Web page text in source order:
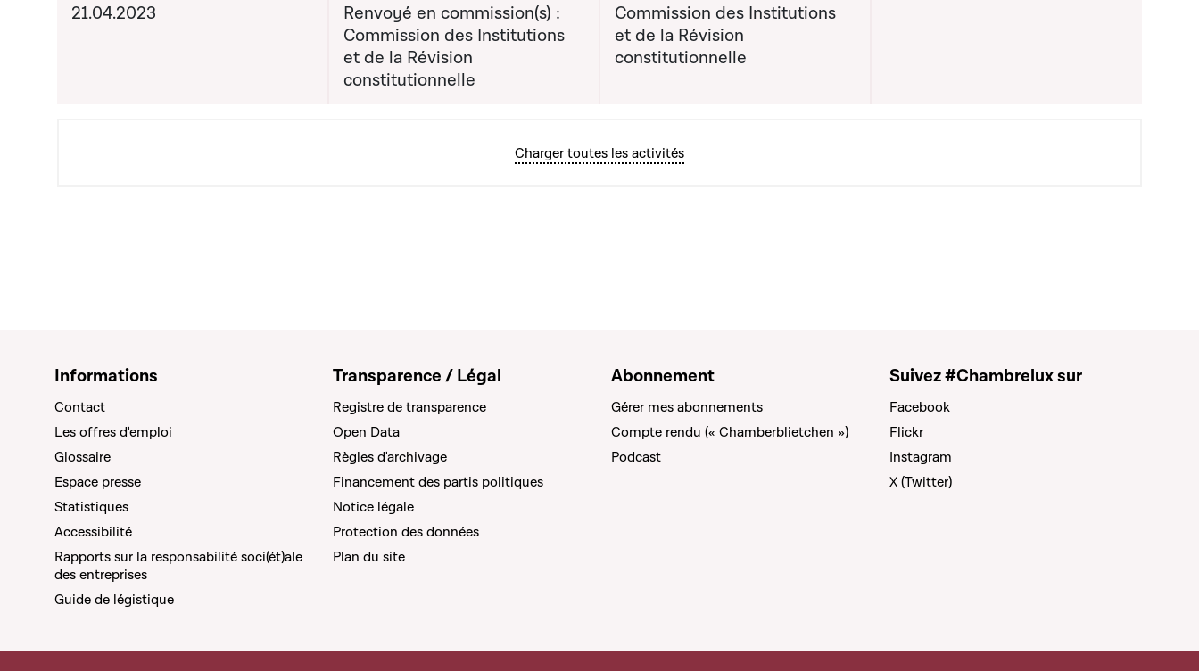
21.04.2023
Renvoyé en commission(s) :
Commission des Institutions
et de la Révision
constitutionnelle
Commission des Institutions
et de la Révision
constitutionnelle
Charger toutes les activités
Informations
Contact
Les offres d'emploi
Glossaire
Espace presse
Statistiques
Accessibilité
Rapports sur la responsabilité soci(ét)ale
des entreprises
Guide de légistique
Transparence / Légal
Registre de transparence
Open Data
Règles d'archivage
Financement des partis politiques
Notice légale
Protection des données
Plan du site
Abonnement
Gérer mes abonnements
Compte rendu (« Chamberblietchen »)
Podcast
Suivez #Chambrelux sur
Facebook
Flickr
Instagram
X (Twitter)